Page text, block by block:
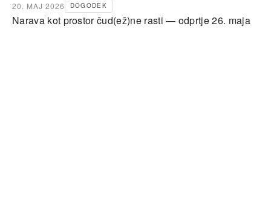
20. MAJ 2026 DOGODEK
Narava kot prostor čud(ež)ne rasti — odprtje 26. maja